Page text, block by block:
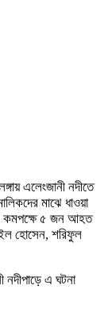
এলেংজানী নদীতে
মাঝে ধাওয়া
কমপক্ষে ৫ জন আহত
হোসেন, শরিফুল
নদীপাড়ে এ ঘটনা